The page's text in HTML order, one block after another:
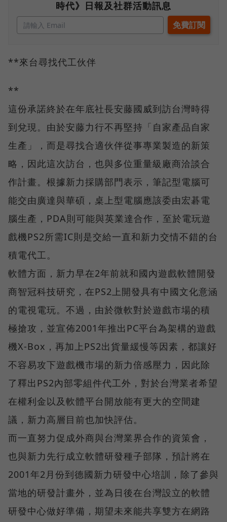
時代》日報及社群活動訊息
**來台尋找代工伙伴
**
這份承諾終於在年底社長安藤國威到訪台灣時得
到兌現。由於安藤力行不再堅持「自家產品自家
生產」，而是尋找合適伙伴從事專業製造的新策
略，因此這次訪台，也與多位重量級廠商洽談合
作計畫。根據新力採購部門表示，筆記型電腦可
能交由廣達與華碩，桌上型電腦應該委由宏碁電
腦生產，PDA則可能與英業達合作，至於電玩遊
戲機PS2所需IC則是交給一直和新力交情不錯的台
積電代工。
軟體方面，新力早在2年前就和國內遊戲軟體開發
商智冠科技研究，在PS2上開發具有中國文化意涵
的電視電玩。不過，由於微軟對於遊戲市場的積
極搶攻，並宣佈2001年推出PC平台為架構的遊戲
機X-Box，再加上PS2出貨量緩慢等因素，都讓好
不容易攻下遊戲機市場的新力倍感壓力，因此除
了釋出PS2內部零組件代工外，對於台灣業者希望
在權利金以及軟體平台開放能有更大的空間建
議，新力高層目前也加快評估。
而一直努力促成外商與台灣業界合作的資策會，
也與新力先行成立軟體研發種子部隊，預計將在
2001年2月份到德國新力研發中心培訓，除了參與
當地的研發計畫外，並為日後在台灣設立的軟體
研發中心做好準備，期望未來能共享雙方在網路